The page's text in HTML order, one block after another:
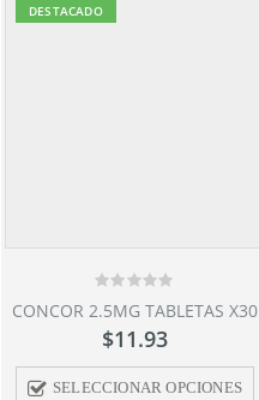
DESTACADO
0
out
of
5
CONCOR 2.5MG TABLETAS X30
$11.93
SELECCIONAR OPCIONES
5
$0.25
NEUROGEN
AMPOLLAS X10
3ML C/U